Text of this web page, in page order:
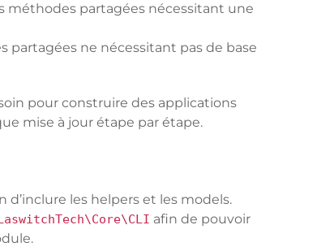
méthodes partagées nécessitant une
partagées ne nécessitant pas de base
pour construire des applications
mise à jour étape par étape.
d’inclure les helpers et les models.
afin de pouvoir